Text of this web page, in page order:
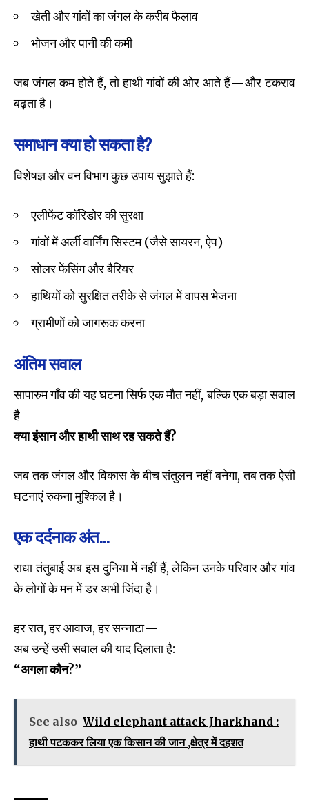
खेती और गांवों का जंगल के करीब फैलाव
भोजन और पानी की कमी
जब जंगल कम होते हैं, तो हाथी गांवों की ओर आते हैं—और टकराव
बढ़ता है।
समाधान क्या हो सकता है?
विशेषज्ञ और वन विभाग कुछ उपाय सुझाते हैं:
एलीफेंट कॉरिडोर की सुरक्षा
गांवों में अर्ली वार्निंग सिस्टम (जैसे सायरन, ऐप)
सोलर फेंसिंग और बैरियर
हाथियों को सुरक्षित तरीके से जंगल में वापस भेजना
ग्रामीणों को जागरूक करना
अंतिम सवाल
सापारुम गाँव की यह घटना सिर्फ एक मौत नहीं, बल्कि एक बड़ा सवाल
है—
क्या इंसान और हाथी साथ रह सकते हैं?
जब तक जंगल और विकास के बीच संतुलन नहीं बनेगा, तब तक ऐसी
घटनाएं रुकना मुश्किल है।
एक दर्दनाक अंत…
राधा तंतुबाई अब इस दुनिया में नहीं हैं, लेकिन उनके परिवार और गांव
के लोगों के मन में डर अभी जिंदा है।
हर रात, हर आवाज, हर सन्नाटा—
अब उन्हें उसी सवाल की याद दिलाता है:
“अगला कौन?”
See also Wild elephant attack Jharkhand :
हाथी पटककर लिया एक किसान की जान ,क्षेत्र में दहशत